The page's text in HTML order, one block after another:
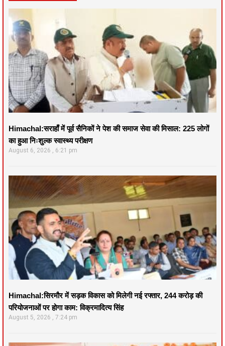
Himachal:सराहाँ में पूर्व सैनिकों ने पेश की समाज सेवा की मिसाल: 225 लोगों
का हुआ निःशुल्क स्वास्थ्य परीक्षण
August 6, 2026 6:21 pm
Himachal:सिरमौर में सड़क विकास को मिलेगी नई रफ्तार, 244 करोड़ की
परियोजनाओं पर होगा काम: विक्रमादित्य सिंह
August 5, 2026 7:24 pm